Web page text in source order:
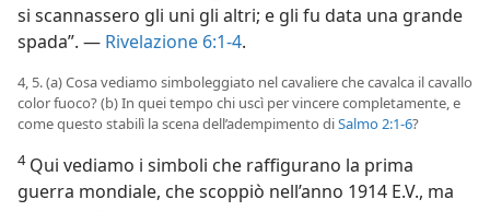
si scannassero gli uni gli altri; e gli fu data una grande
spada”. — Rivelazione 6:1-4.
4, 5. (a) Cosa vediamo simboleggiato nel cavaliere che cavalca il cavallo
color fuoco? (b) In quei tempo chi uscì per vincere completamente, e
come questo stabilì la scena dell’adempimento diSalmo 2:1-6?
4Qui vediamo i simboli che raffigurano la prima
guerra mondiale, che scoppiò nell’anno 1914 E.V., ma